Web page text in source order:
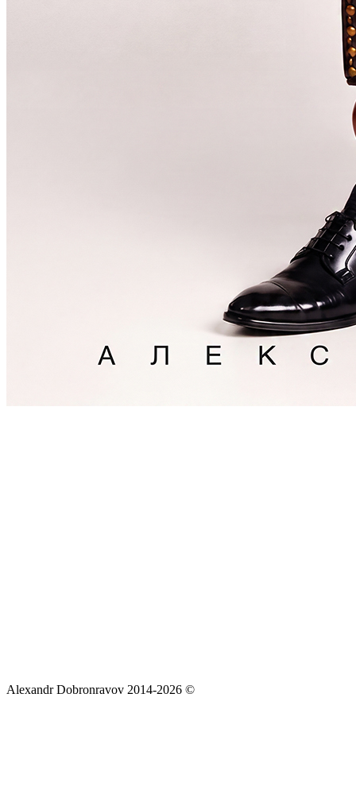
Alexandr Dobronravov 2014-2026 ©